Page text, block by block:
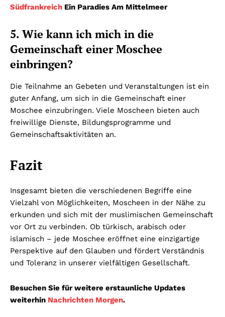
Südfrankreich Ein Paradies Am Mittelmeer
5. Wie kann ich mich in die
Gemeinschaft einer Moschee
einbringen?
Die Teilnahme an Gebeten und Veranstaltungen ist ein
guter Anfang, um sich in die Gemeinschaft einer
Moschee einzubringen. Viele Moscheen bieten auch
freiwillige Dienste, Bildungsprogramme und
Gemeinschaftsaktivitäten an.
Fazit
Insgesamt bieten die verschiedenen Begriffe eine
Vielzahl von Möglichkeiten, Moscheen in der Nähe zu
erkunden und sich mit der muslimischen Gemeinschaft
vor Ort zu verbinden. Ob türkisch, arabisch oder
islamisch – jede Moschee eröffnet eine einzigartige
Perspektive auf den Glauben und fördert Verständnis
und Toleranz in unserer vielfältigen Gesellschaft.
Besuchen Sie für weitere erstaunliche Updates
weiterhin Nachrichten Morgen.